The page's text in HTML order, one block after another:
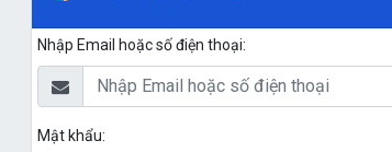
Nhập Email hoặc số điện thoại:
Mật khẩu: